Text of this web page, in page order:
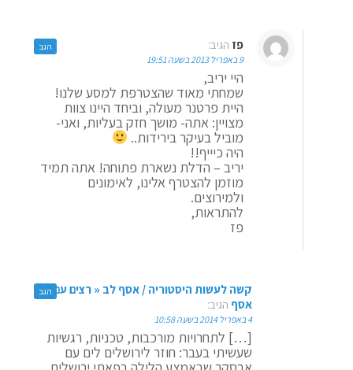
פז הגיב:
9 באפריל 2013 בשעה 19:51
היי יריב,
שמחתי מאוד שהצטרפת למסע שלנו!
היית פרטנר מעולה, וביחד היינו צוות
מצויין: אתה- מושך חזק בעליות, ואני-
מוביל בעיקר בירידות..
היה כיייף!!
יריב – הדלת נשארת פתוחה! אתה תמיד
מוזמן להצטרף אלינו, לאימונים
ולמירוצים.
להתראות,
פז
הגב
קשה לעשות היסטוריה / אסף לב « רצים עם
אסף הגיב:
4 באפריל 2014 בשעה 10:58
[…] לתחרויות מורכבות, טכניות, רגשיות
שעשיתי בעבר: חוזר לירושלים לים עם
הגב